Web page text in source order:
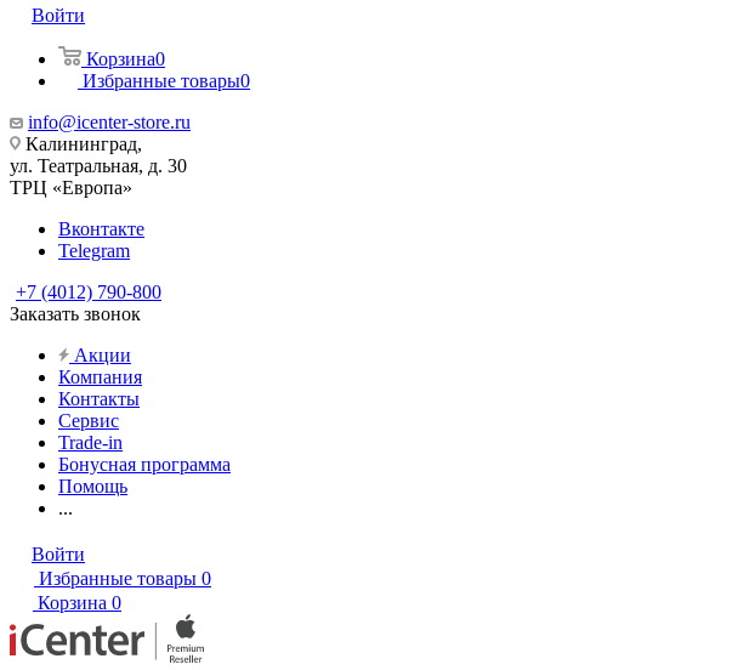
Войти
Корзина0
Избранные товары0
info@icenter-store.ru
Калининград,
ул. Театральная, д. 30
ТРЦ «Европа»
Вконтакте
Telegram
+7 (4012) 790-800
Заказать звонок
Акции
Компания
Контакты
Сервис
Trade-in
Бонусная программа
Помощь
...
Войти
Избранные товары 0
Корзина 0